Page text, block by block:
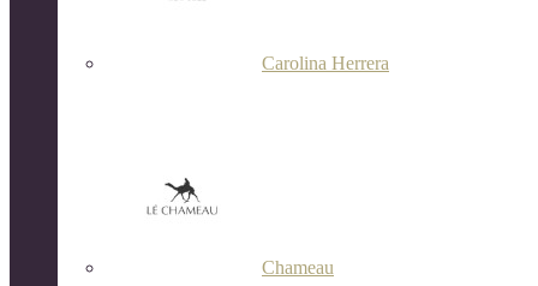
Carolina Herrera
Chameau